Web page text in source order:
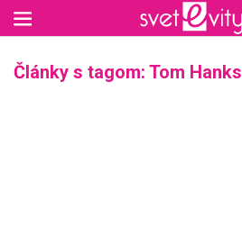
Články s tagom: Tom Hanks